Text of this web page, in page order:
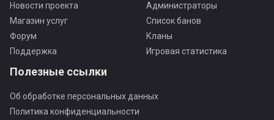
Новости проекта
Магазин услуг
Форум
Поддержка
Администраторы
Список банов
Кланы
Игровая статистика
Полезные ссылки
Об обработке персональных данных
Политика конфиденциальности